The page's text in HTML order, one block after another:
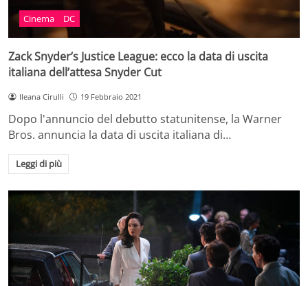
Cinema DC
Zack Snyder’s Justice League: ecco la data di uscita
italiana dell’attesa Snyder Cut
Ileana Cirulli 19 Febbraio 2021
Dopo l'annuncio del debutto statunitense, la Warner
Bros. annuncia la data di uscita italiana di…
Leggi di più